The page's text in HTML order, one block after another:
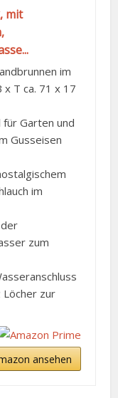
mit
im
x T ca. 71 x 17
für Garten und
Gusseisen
im
zum
Löcher zur
ansehen